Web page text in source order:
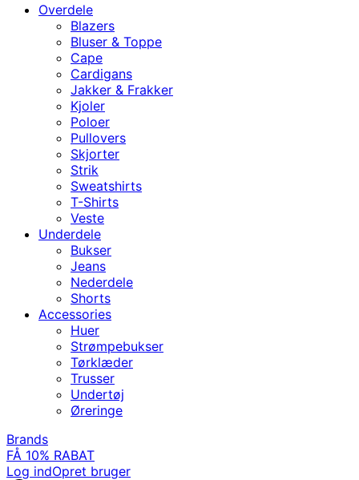
Overdele
Blazers
Bluser & Toppe
Cape
Cardigans
Jakker & Frakker
Kjoler
Poloer
Pullovers
Skjorter
Strik
Sweatshirts
T-Shirts
Veste
Underdele
Bukser
Jeans
Nederdele
Shorts
Accessories
Huer
Strømpebukser
Tørklæder
Trusser
Undertøj
Øreringe
Brands
FÅ 10% RABAT
Log indOpret bruger